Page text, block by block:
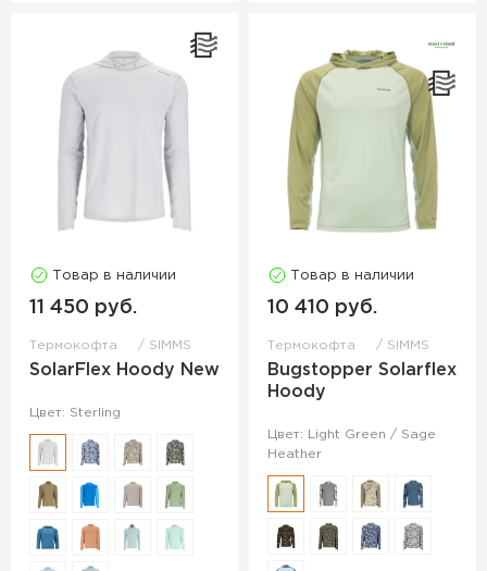
Товар в наличии
11 450 руб.
Термокофта SIMMS
SolarFlex Hoody New
Цвет: Sterling
Товар в наличии
10 410 руб.
Термокофта SIMMS
Bugstopper Solarflex
Hoody
Цвет: Light Green / Sage
Heather